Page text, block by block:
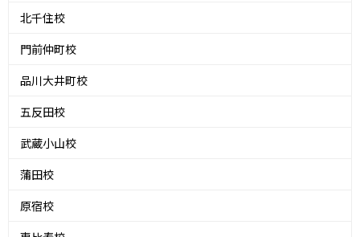
北千住校
門前仲町校
品川大井町校
五反田校
武蔵小山校
蒲田校
原宿校